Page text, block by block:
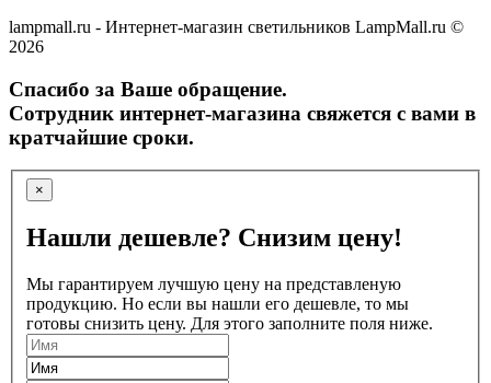
lampmall.ru - Интернет-магазин светильников LampMall.ru ©
2026
Спасибо за Ваше обращение.
Сотрудник интернет-магазина свяжется с вами в
кратчайшие сроки.
×
Нашли дешевле? Снизим цену!
Мы гарантируем лучшую цену на представленую
продукцию. Но если вы нашли его дешевле, то мы
готовы снизить цену. Для этого заполните поля ниже.